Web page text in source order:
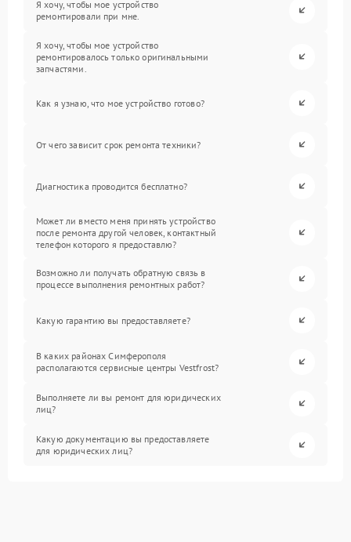
Я хочу, чтобы мое устройство
ремонтировали при мне.
Я хочу, чтобы мое устройство
ремонтировалось только оригинальными
запчастями.
Как я узнаю, что мое устройство готово?
От чего зависит срок ремонта техники?
Диагностика проводится бесплатно?
Может ли вместо меня принять устройство
после ремонта другой человек, контактный
телефон которого я предоставлю?
Возможно ли получать обратную связь в
процессе выполнения ремонтных работ?
Какую гарантию вы предоставляете?
В каких районах Симферополя
располагаются сервисные центры Vestfrost?
Выполняете ли вы ремонт для юридических
лиц?
Какую документацию вы предоставляете
для юридических лиц?